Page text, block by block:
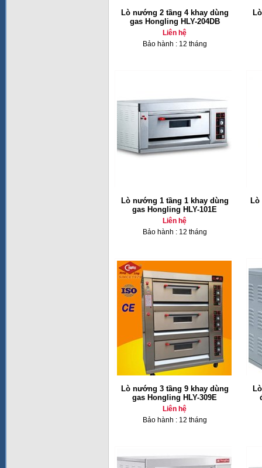
Lò nướng 2 tầng 4 khay dùng
gas Hongling HLY-204DB
Liên hệ
Bảo hành : 12 tháng
Lò nướng 1 tầng 1 khay dùng
gas Hongling HLY-101E
Liên hệ
Bảo hành : 12 tháng
Lò nướng 3 tầng 9 khay dùng
gas Hongling HLY-309E
Liên hệ
Bảo hành : 12 tháng